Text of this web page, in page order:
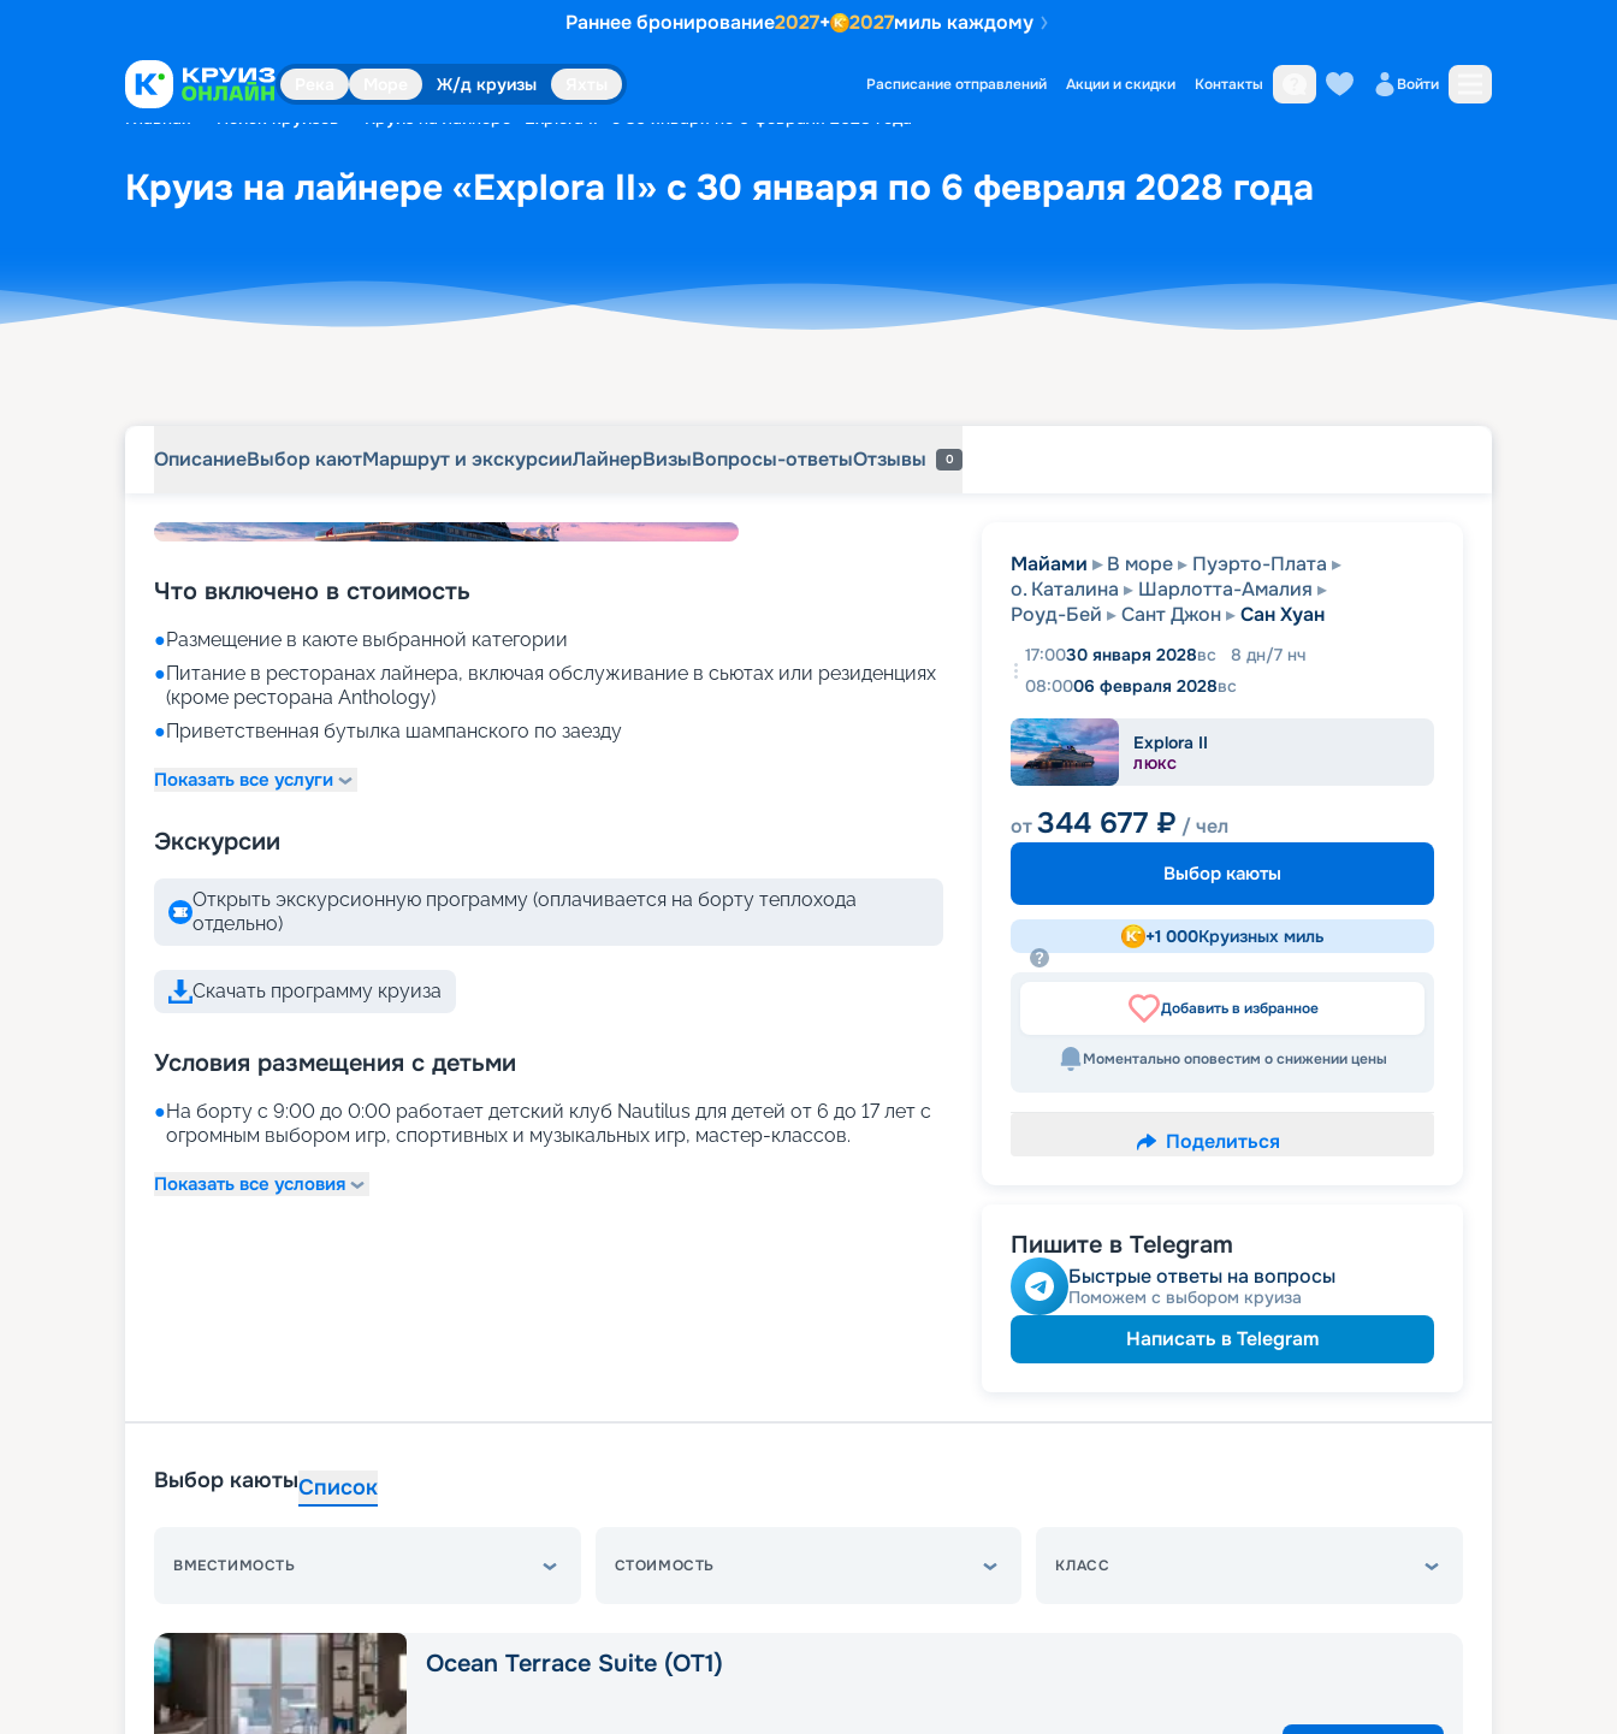
Раннее бронирование2027+ 2027миль каждому
Ж/д круизы Расписание отправлений Акции и скидки Контакты Войти
Главная Поиск круизов Круиз на лайнере «Explora II» с 30 января по 6 февраля 2028 года
Круиз на лайнере «Explora II» с 30 января по 6 февраля 2028 года
ОписаниеВыбор каютМаршрут и экскурсииЛайнерВизыВопросы-ответыОтзывы 0
Что включено в стоимость
●Размещение в каюте выбранной категории
●Питание в ресторанах лайнера, включая обслуживание в сьютах или резиденциях
(кроме ресторана Anthology)
●Приветственная бутылка шампанского по заезду
Показать все услуги
Экскурсии
Открыть экскурсионную программу (оплачивается на борту теплохода
отдельно)
Скачать программу круиза
Условия размещения с детьми
●На борту с 9:00 до 0:00 работает детский клуб Nautilus для детей от 6 до 17 лет с
огромным выбором игр, спортивных и музыкальных игр, мастер-классов.
Показать все условия
Майами В море
Пуэрто-Плата
о. Каталина
Шарлотта-Амалия
Роуд-Бей
Сант Джон Сан Хуан
17:0030 января 2028вс 8 дн/7 нч
08:0006 февраля 2028вс
Explora II
ЛЮКС
от344 677 ₽ / чел
Выбор каюты
+1 000Круизных миль
Добавить в избранное
Моментально оповестим о снижении цены
Поделиться
Пишите в Telegram
Быстрые ответы на вопросы
Поможем с выбором круиза
Написать в Telegram
Выбор каютыСписок
ВМЕСТИМОСТЬ СТОИМОСТЬ КЛАСС
Ocean Terrace Suite (OT1)